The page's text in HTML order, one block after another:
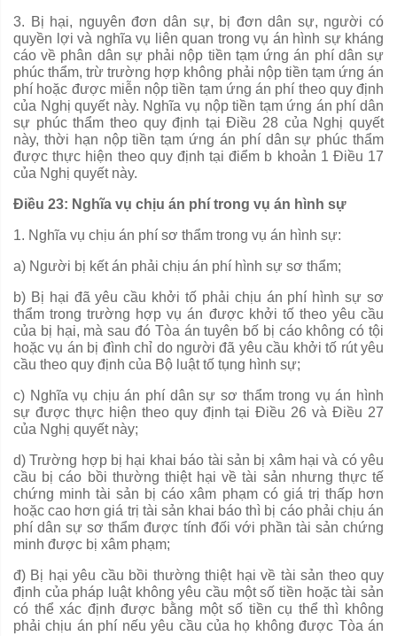
3. Bị hại, nguyên đơn dân sự, bị đơn dân sự, người có
quyền lợi và nghĩa vụ liên quan trong vụ án hình sự kháng
cáovề phân dân sự phải nộp tiền tạm ứng án phí dân sự
phúc thẩm, trừ trường hợp không phải nộp tiền tạm ứng án
phí hoặc được miễn nộp tiền tạm ứng án phí theo quy định
của Nghịquyếtnày. Nghĩa vụ nộp tiền tạm ứng án phí dân
sự phúc thẩm theo quy định tại Điều 28 của Nghị quyết
này, thời hạn nộp tiền tạm ứng án phí dân sự phúc thẩm
được thực hiện theo quy định tại điểm b khoản 1 Điều 17
của Nghị quyếtnày.
Điều 23: Nghĩa vụ chịu án phí trong vụ án hình sự
1. Nghĩa vụ chịu án phí sơ thẩm trong vụ án hình sự:
a) Người bị kếtán phải chịu án phí hình sự sơ thẩm;
b) Bị hại đã yêu cầu khởi tố phải chịu án phí hình sự sơ
thẩm trong trường hợp vụ án được khởi tố theo yêu cầu
của bị hại, mà sau đó Tòa án tuyên bố bị cáo không có tội
hoặc vụ án bị đình chỉ do người đã yêu cầu khởi tố rút yêu
cầu theo quy định của Bộ luật tố tụng hình sự;
c) Nghĩa vụ chịu án phí dân sự sơ thẩm trong vụ án hình
sự được thực hiện theo quy định tại Điều 26 và Điều 27
của Nghị quyết này;
d) Trường hợp bị hại khai báo tài sản bị xâm hại và có yêu
cầu bị cáo bồi thường thiệt hại về tài sản nhưng thực tế
chứng minh tài sản bị cáo xâm phạm có giá trị thấp hơn
hoặc cao hơn giá trị tài sản khai báo thì bị cáo phải chịuán
phídân sự sơ thẩm được tính đối với phần tài sản chứng
minh được bị xâm phạm;
đ) Bị hại yêu cầu bồi thường thiệt hại về tài sản theo quy
định của pháp luật không yêu cầu một số tiền hoặc tài sản
có thểxác định được bằng một số tiền cụ thể thì không
phải chịu án phí nếu yêu cầu của họ không được Tòa án